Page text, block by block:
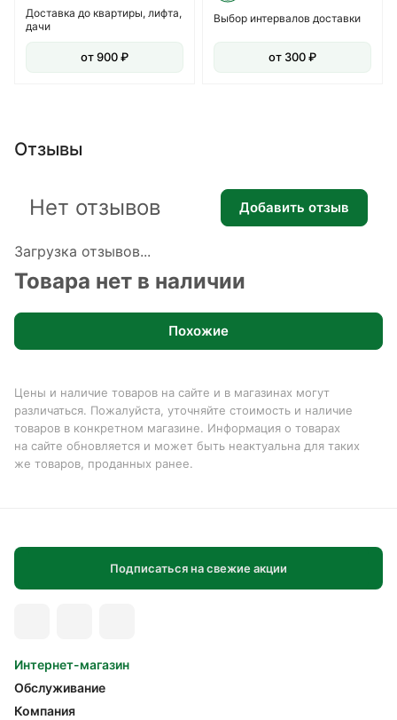
Доставка до квартиры, лифта,
дачи
от 900 ₽
Выбор интервалов доставки
от 300 ₽
Отзывы
Загрузка отзывов...
Нет отзывов Добавить отзыв
Товара нет в наличии
Похожие
Цены и наличие товаров на сайте и в магазинах могут
различаться. Пожалуйста, уточняйте стоимость и наличие
товаров в конкретном магазине. Информация о товарах
на сайте обновляется и может быть неактуальна для таких
же товаров, проданных ранее.
Подписаться на свежие акции
Интернет-магазин
Обслуживание
Компания